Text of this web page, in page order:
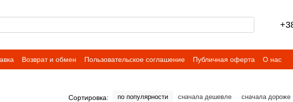
Возврат и обмен Пользовательское соглашение Публичная оферта О нас
Сортировка: по популярности сначала дешевле сначала дороже